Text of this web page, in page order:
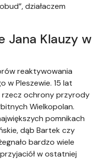
działaczem
Jana Klauzy w
reaktywowania
w Pleszewie. 15 lat
rzecz ochrony przyrody
Wielkopolan.
pomnikach
dąb Bartek czy
bardzo wiele
w ostatniej